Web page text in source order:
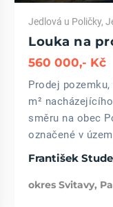
Jedlová u Poličky,
Louka na
560 000,- Kč
Prodej
m²
směru na obec
označené v
František
okres Svitavy,